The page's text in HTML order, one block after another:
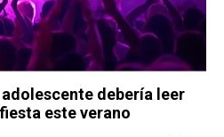
debería leer
este verano